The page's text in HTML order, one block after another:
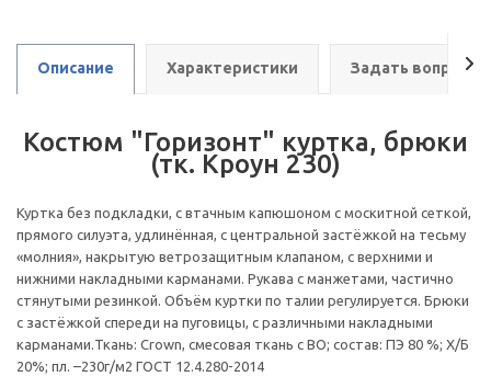
Описание Характеристики Задать вопрос
Костюм "Горизонт" куртка, брюки
(тк. Кроун 230)
Куртка без подкладки, с втачным капюшоном с москитной сеткой,
прямого силуэта, удлинённая, с центральной застёжкой на тесьму
«молния», накрытую ветрозащитным клапаном, с верхними и
нижними накладными карманами. Рукава с манжетами, частично
стянутыми резинкой. Объём куртки по талии регулируется. Брюки
с застёжкой спереди на пуговицы, с различными накладными
карманами.Ткань: Crown, смесовая ткань с ВО; состав: ПЭ 80 %; Х/Б
20%; пл. –230г/м2 ГОСТ 12.4.280-2014